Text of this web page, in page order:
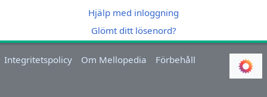
Hjälp med inloggning
Glömt ditt lösenord?
Integritetspolicy Om Mellopedia Förbehåll